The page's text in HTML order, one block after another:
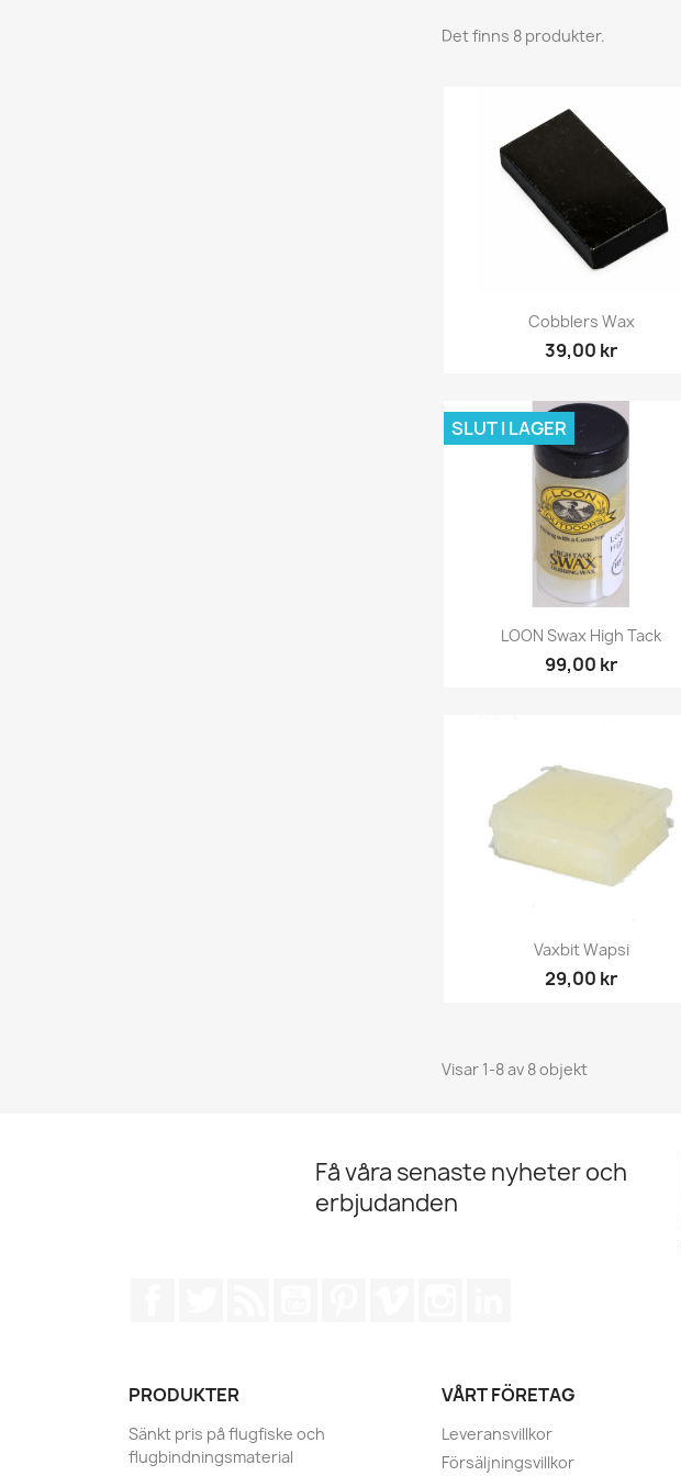
Det finns 8 produkter.
Snabbvy
Cobblers Wax
39,00 kr
Snabbvy
LOON Swax High Tack
99,00 kr
SLUT I LAGER
Snabbvy
Vaxbit Wapsi
29,00 kr
Visar 1-8 av 8 objekt
Få våra senaste nyheter och
erbjudanden
PRODUKTER
Sänkt pris på flugfiske och
flugbindningsmaterial
VÅRT FÖRETAG
Leveransvillkor
Försäljningsvillkor